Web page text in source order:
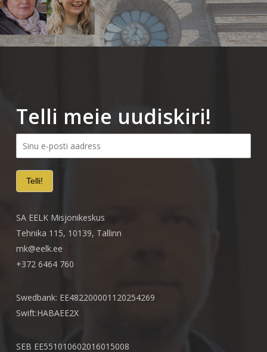
Telli meie uudiskiri!
SA EELK Misjonikeskus
Tehnika 115, 10139, Tallinn
mk@eelk.ee
+372 6464 760
Swedbank: EE482200001120254269
Swift:HABAEE2X
SEB EE551010602016015008